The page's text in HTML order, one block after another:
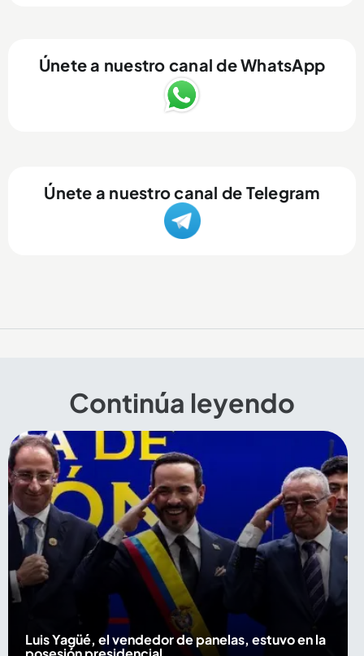
Únete a nuestro canal de WhatsApp
Únete a nuestro canal de Telegram
Continúa leyendo
Luis Yagüé, el vendedor de panelas, estuvo en la